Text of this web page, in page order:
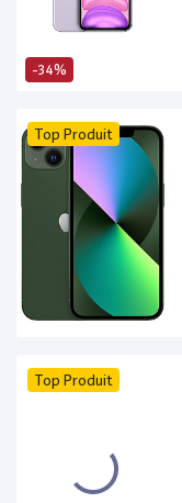
-34%
Top Produit
Top Produit